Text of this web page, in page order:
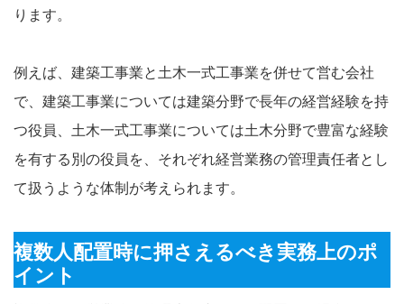
ります。
例えば、建築工事業と土木一式工事業を併せて営む会社
で、建築工事業については建築分野で長年の経営経験を持
つ役員、土木一式工事業については土木分野で豊富な経験
を有する別の役員を、それぞれ経営業務の管理責任者とし
て扱うような体制が考えられます。
複数人配置時に押さえるべき実務上のポ
イント